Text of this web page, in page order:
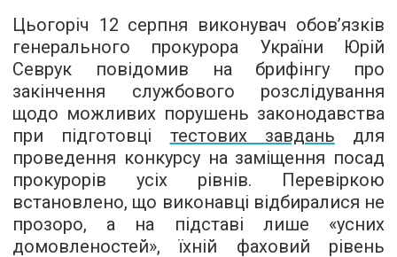
Цьогоріч 12 серпня виконувач обов’язків
генерального прокурора України Юрій
Севрук повідомив на брифінгу про
закінчення службового розслідування
щодо можливих порушень законодавства
при підготовці тестових завдань для
проведення конкурсу на заміщення посад
прокурорів усіх рівнів. Перевіркою
встановлено, що виконавці відбиралися не
прозоро, а на підставі лише «усних
домовленостей», їхній фаховий рівень